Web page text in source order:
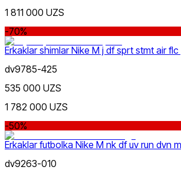
1 811 000 UZS
-70%
Erkaklar shimlar Nike M j df sprt stmt air
dv9785-425
535 000 UZS
1 782 000 UZS
-50%
Erkaklar futbolka Nike M nk df uv run dvn
dv9263-010